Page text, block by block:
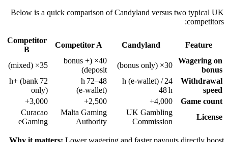
Below is a quick comparison of Candyland versus two typical UK
competitors:
Feature
Candyland
Competitor A
Competitor
B
Wagering on
bonus
30× (bonus only)
40× (bonus +
deposit)
35× (mixed)
Withdrawal
speed
24 h (e‑wallet) /
48 h
48–72 h
(e‑wallet)
72 h+ (bank
only)
Game count
4,000+
2,500+
3,000+
License
UK Gambling
Commission
Malta Gaming
Authority
Curacao
eGaming
Why it matters: Lower wagering and faster payouts directly boost